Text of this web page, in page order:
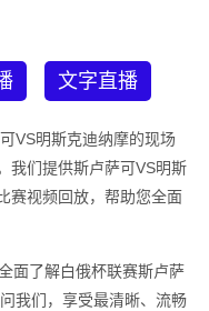
文字直播
VS明斯克迪纳摩的现场
我们提供斯卢萨可VS明斯
赛视频回放，帮助您全面
面了解白俄杯联赛斯卢萨
我们，享受最清晰、流畅